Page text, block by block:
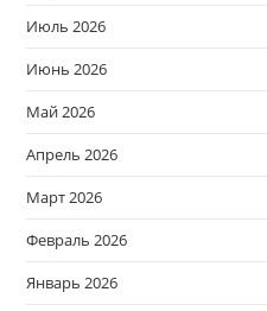
Июль 2026
Июнь 2026
Май 2026
Апрель 2026
Март 2026
Февраль 2026
Январь 2026